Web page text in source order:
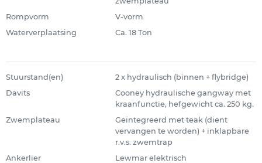
Rompvorm
V-vorm
Waterverplaatsing
Ca. 18 Ton
Stuurstand(en)
2 x hydraulisch (binnen + flybridge)
Davits
Cooney hydraulische gangway met
kraanfunctie, hefgewicht ca. 250 kg.
Zwemplateau
Geïntegreerd met teak (dient
vervangen te worden) + inklapbare
r.v.s. zwemtrap
Ankerlier
Lewmar elektrisch